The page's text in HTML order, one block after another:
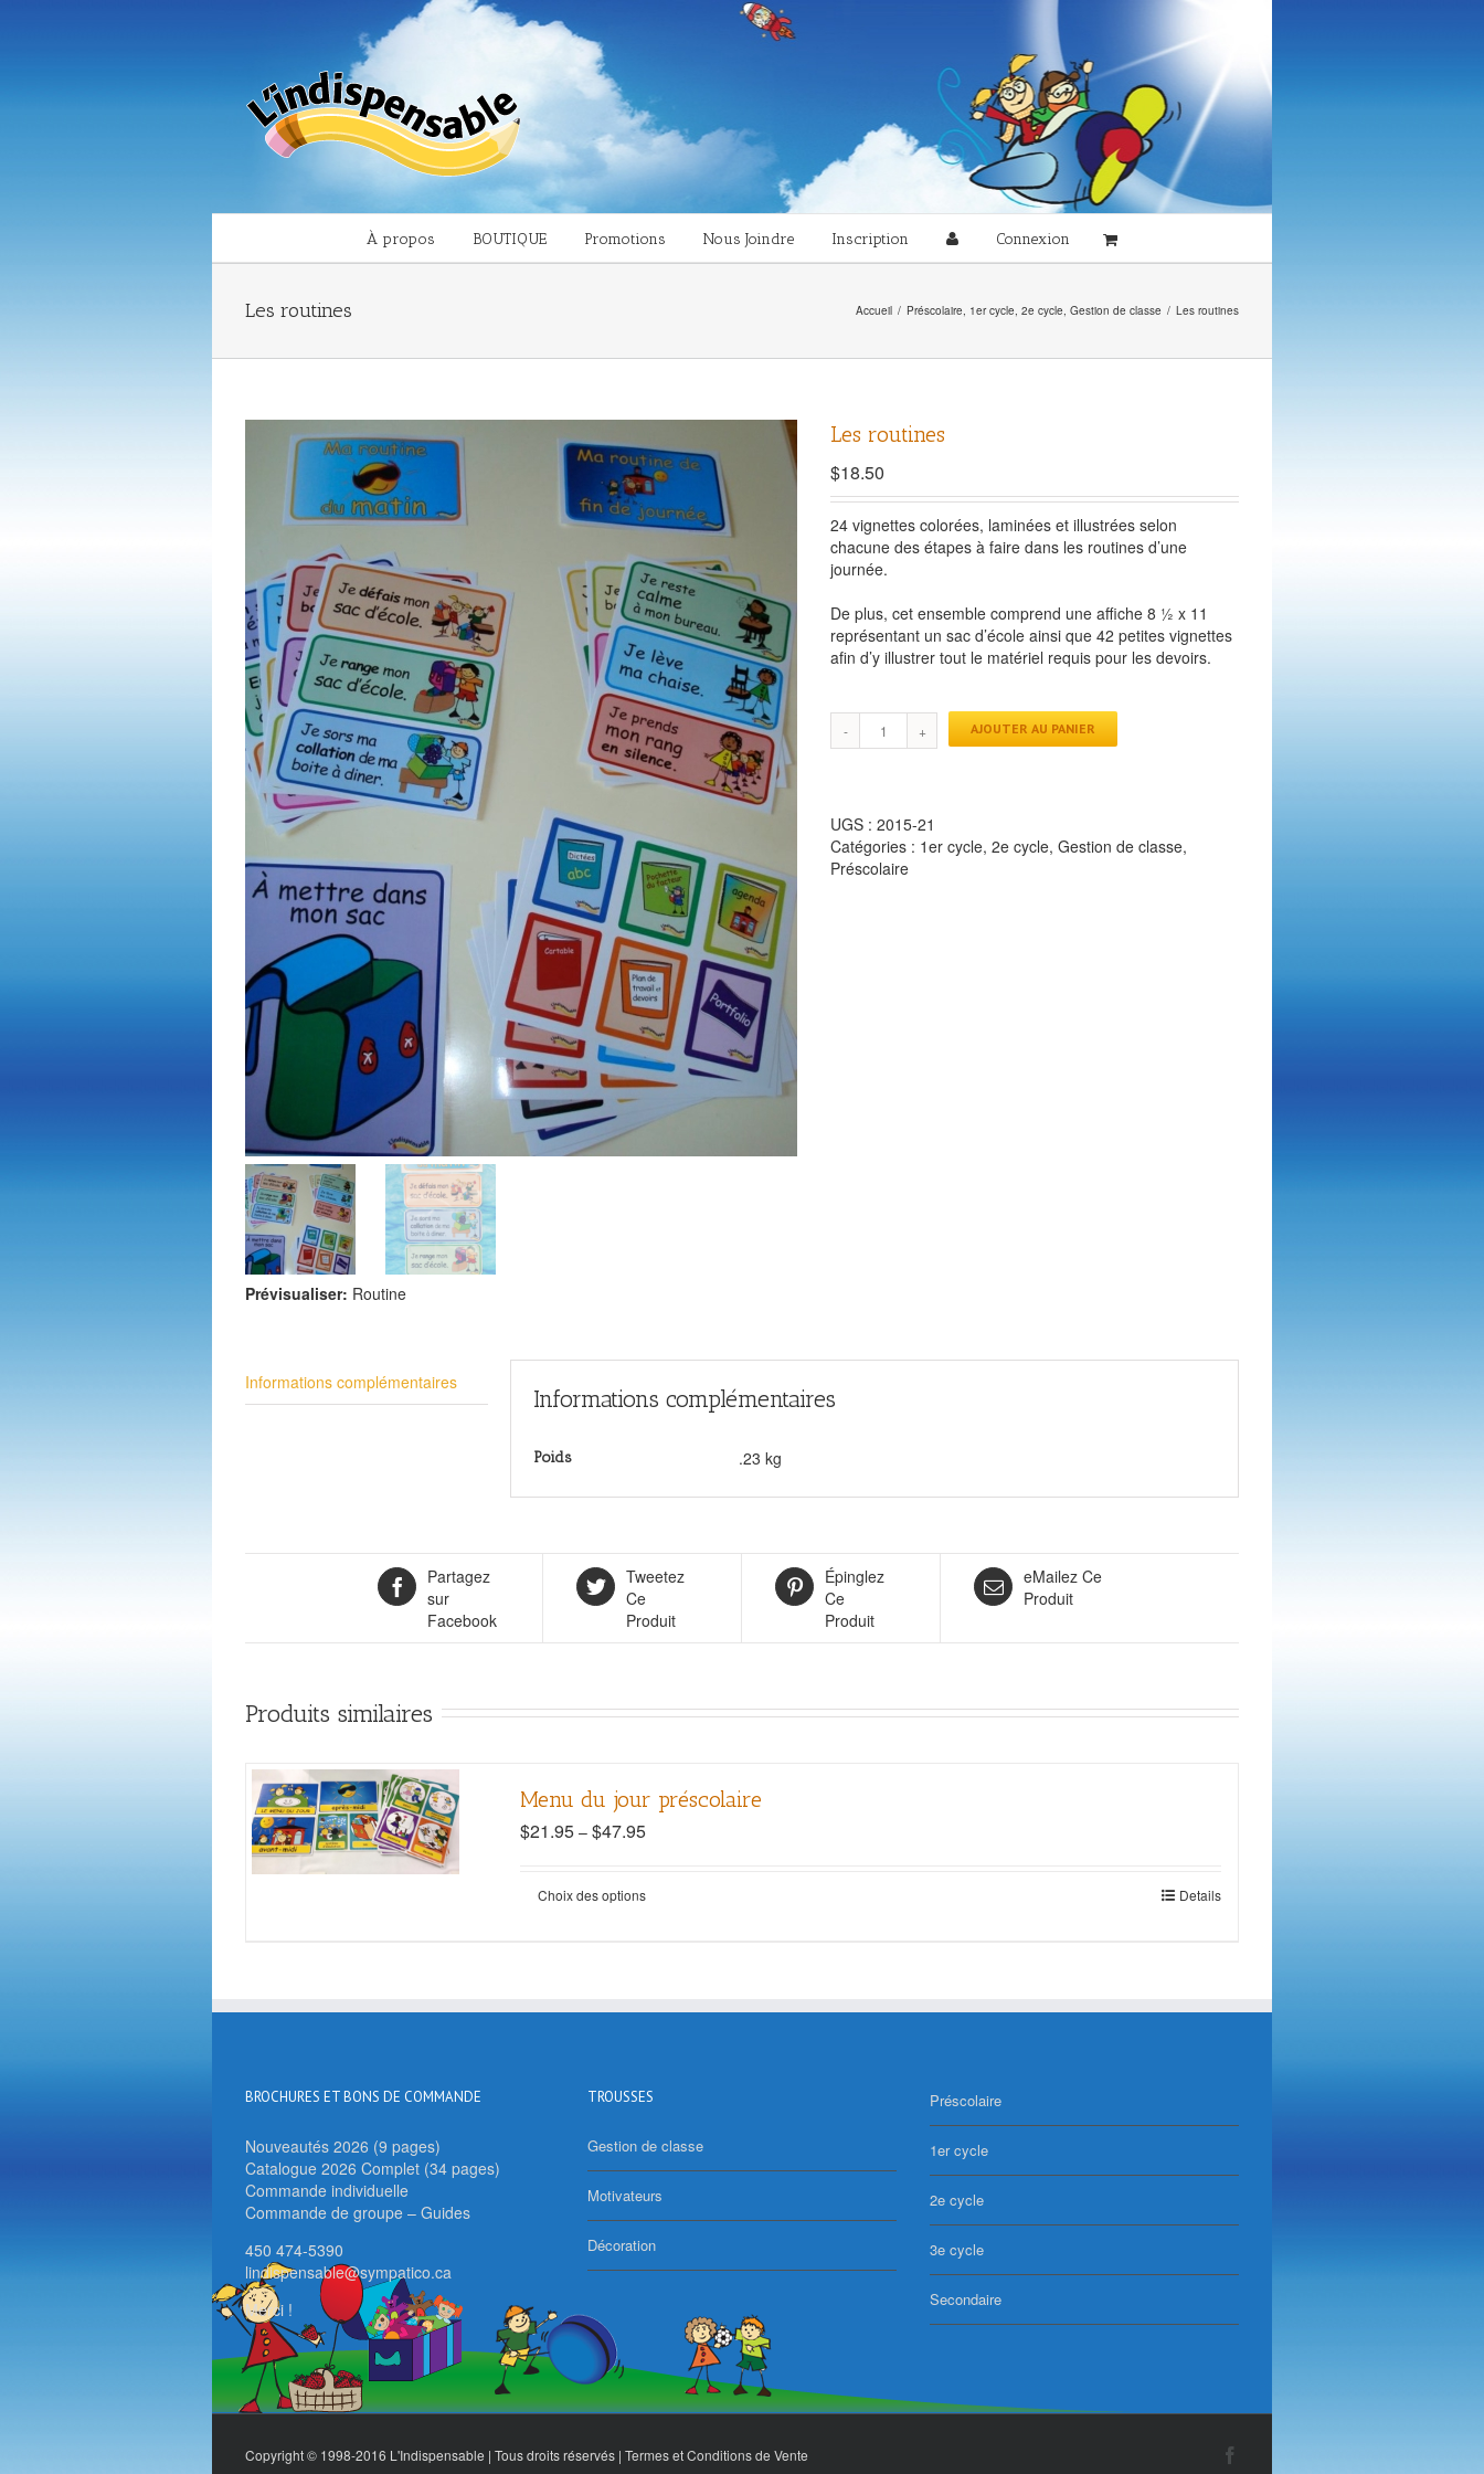
À propos BOUTIQUE Promotions Nous Joindre Inscription Connexion
Les routines Accueil / Préscolaire, 1er cycle, 2e cycle, Gestion de classe / Les routines
Prévisualiser: Routine
Les routines
$18.50
24 vignettes colorées, laminées et illustrées selon
chacune des étapes à faire dans les routines d’une
journée.
De plus, cet ensemble comprend une affiche 8 ½ x 11
représentant un sac d’école ainsi que 42 petites vignettes
afin d’y illustrer tout le matériel requis pour les devoirs.
AJOUTER AU PANIER
UGS : 2015-21
Catégories : 1er cycle, 2e cycle, Gestion de classe,
Préscolaire
Informations complémentaires
Informations complémentaires
Poids .23 kg
Partagez
sur
Facebook
Tweetez
Ce
Produit
Épinglez
Ce
Produit
eMailez Ce
Produit
Produits similaires
Menu du jour préscolaire
$21.95 –$47.95
Choix des options Details
BROCHURES ET BONS DE COMMANDE
Nouveautés 2026 (9 pages)
Catalogue 2026 Complet (34 pages)
Commande individuelle
Commande de groupe – Guides
450 474-5390
lindispensable@sympatico.ca
Merci !
TROUSSES
Gestion de classe
Motivateurs
Décoration
Préscolaire
1er cycle
2e cycle
3e cycle
Secondaire
Copyright © 1998-2016 L'Indispensable | Tous droits réservés | Termes et Conditions de Vente